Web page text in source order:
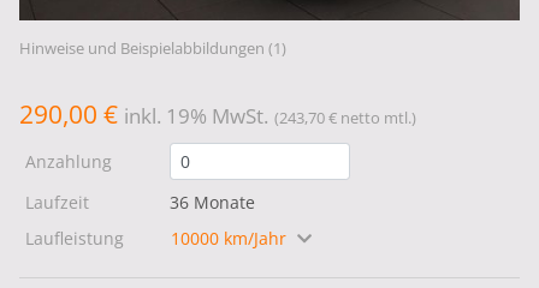
Hinweise und Beispielabbildungen (1)
290,00 € inkl. 19% MwSt. (243,70 € netto mtl.)
Anzahlung
Laufzeit
36 Monate
Laufleistung
10000 km/Jahr